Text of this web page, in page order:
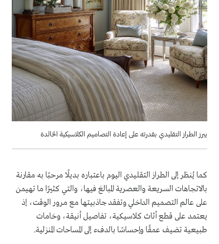
يبرز الطراز التقليدي بقدرته على إعادة التصاميم الكلاسيكية الخالدة
كما يُنظر إلى الطراز التقليدي اليوم باعتباره بديلًا مرحبًا به مقارنة
بالاتجاهات السريعة والعصرية المبالغ فيها، والتي كثيرًا ما تهيمن
على عالم التصميم الداخلي وتفقد جاذبيتها مع مرور الوقت، إذ
يعتمد على قطع أثاث كلاسيكية، تفاصيل أنيقة، وخامات
طبيعية تضيف عمقًا وإحساسًا بالدفء إلى المساحات المنزلية.